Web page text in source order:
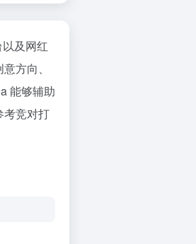
及网红
方向、
能够辅助
考竞对打